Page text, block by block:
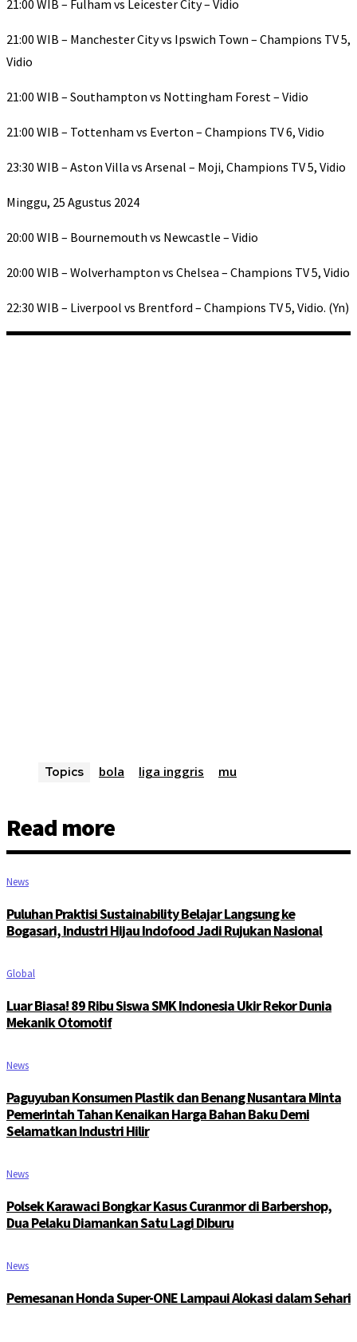
21:00 WIB – Fulham vs Leicester City – Vidio
21:00 WIB – Manchester City vs Ipswich Town – Champions TV 5,
Vidio
21:00 WIB – Southampton vs Nottingham Forest – Vidio
21:00 WIB – Tottenham vs Everton – Champions TV 6, Vidio
23:30 WIB – Aston Villa vs Arsenal – Moji, Champions TV 5, Vidio
Minggu, 25 Agustus 2024
20:00 WIB – Bournemouth vs Newcastle – Vidio
20:00 WIB – Wolverhampton vs Chelsea – Champions TV 5, Vidio
22:30 WIB – Liverpool vs Brentford – Champions TV 5, Vidio. (Yn)
Topics bola liga inggris mu
Read more
News
Puluhan Praktisi Sustainability Belajar Langsung ke
Bogasari, Industri Hijau Indofood Jadi Rujukan Nasional
Global
Luar Biasa! 89 Ribu Siswa SMK Indonesia Ukir Rekor Dunia
Mekanik Otomotif
News
Paguyuban Konsumen Plastik dan Benang Nusantara Minta
Pemerintah Tahan Kenaikan Harga Bahan Baku Demi
Selamatkan Industri Hilir
News
Polsek Karawaci Bongkar Kasus Curanmor di Barbershop,
Dua Pelaku Diamankan Satu Lagi Diburu
News
Pemesanan Honda Super-ONE Lampaui Alokasi dalam Sehari